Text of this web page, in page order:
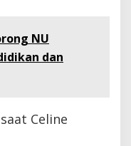
NU
dan
Celine